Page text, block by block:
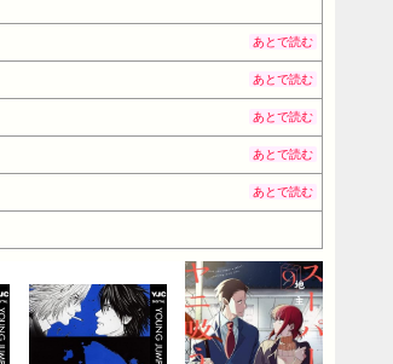
あとで読む
あとで読む
あとで読む
あとで読む
あとで読む